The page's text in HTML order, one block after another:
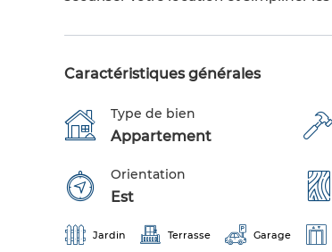
Caractéristiques générales
Type de bien
Appartement
Orientation
Est
Jardin Terrasse Garage